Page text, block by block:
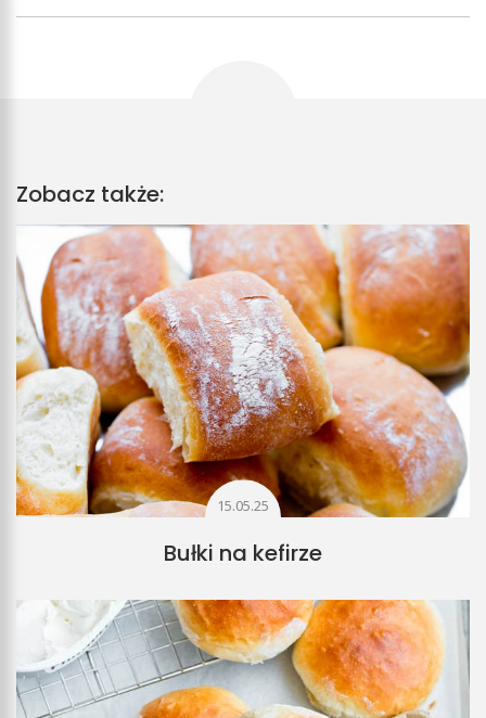
Zobacz także:
15.05.25
Bułki na kefirze